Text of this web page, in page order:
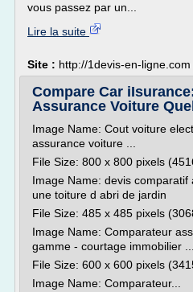
vous passez par un...
Lire la suite
Site : http://1devis-en-ligne.com
Compare Car
Assurance Voiture
Image Name: Cout voiture
assurance voiture ...
File Size: 800 x 800 pixels
Image Name: devis
une toiture d abri de jardin
File Size: 485 x 485 pixels
Image Name: Comparateur
gamme - courtage immobilier ...
File Size: 600 x 600 pixels
Image Name: Comparateur...